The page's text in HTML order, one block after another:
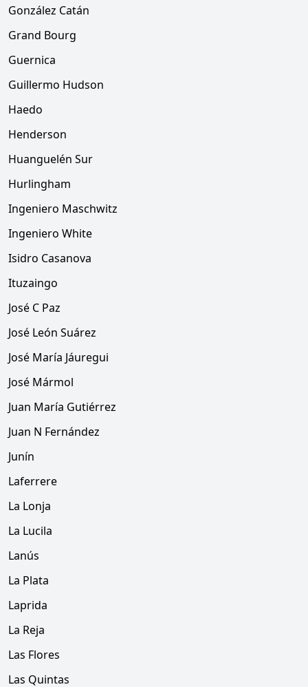
González Catán
Grand Bourg
Guernica
Guillermo Hudson
Haedo
Henderson
Huanguelén Sur
Hurlingham
Ingeniero Maschwitz
Ingeniero White
Isidro Casanova
Ituzaingo
José C Paz
José León Suárez
José María Jáuregui
José Mármol
Juan María Gutiérrez
Juan N Fernández
Junín
Laferrere
La Lonja
La Lucila
Lanús
La Plata
Laprida
La Reja
Las Flores
Las Quintas